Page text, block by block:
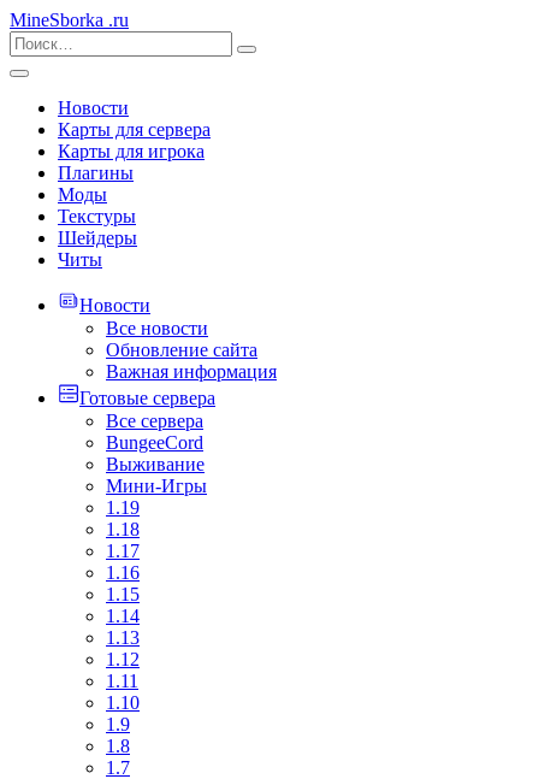
MineSborka .ru
Новости
Карты для сервера
Карты для игрока
Плагины
Моды
Текстуры
Шейдеры
Читы
Новости
Все новости
Обновление сайта
Важная информация
Готовые сервера
Все сервера
BungeeCord
Выживание
Мини-Игры
1.19
1.18
1.17
1.16
1.15
1.14
1.13
1.12
1.11
1.10
1.9
1.8
1.7